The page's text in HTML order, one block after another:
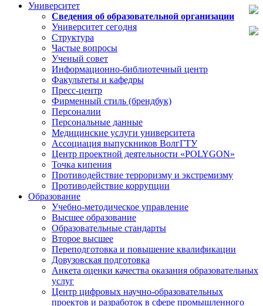
Университет
Сведения об образовательной организации
Университет сегодня
Структура
Частые вопросы
Ученый совет
Информационно-библиотечный центр
Факультеты и кафедры
Пресс-центр
Фирменный стиль (брендбук)
Персоналии
Персональные данные
Медицинские услуги университета
Ассоциация выпускников ВолгГТУ
Центр проектной деятельности «POLYGON»
Точка кипения
Противодействие терроризму и экстремизму
Противодействие коррупции
Образование
Учебно-методическое управление
Высшее образование
Образовательные стандарты
Второе высшее
Переподготовка и повышение квалификации
Довузовская подготовка
Анкета оценки качества оказания образовательных
услуг
Центр цифровых научно-образовательных
проектов и разработок в сфере промышленного